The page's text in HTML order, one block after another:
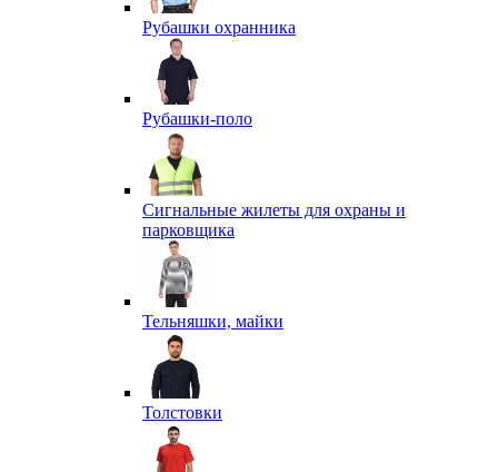
Рубашки охранника
Рубашки-поло
Сигнальные жилеты для охраны и
парковщика
Тельняшки, майки
Толстовки